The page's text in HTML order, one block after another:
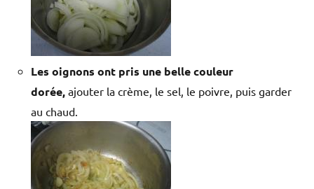
Les oignons ont pris une belle couleur
dorée, ajouter la crème, le sel, le poivre, puis garder
au chaud.